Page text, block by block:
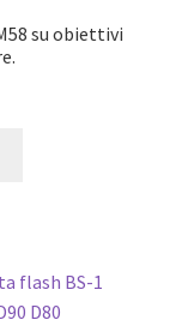
su obiettivi